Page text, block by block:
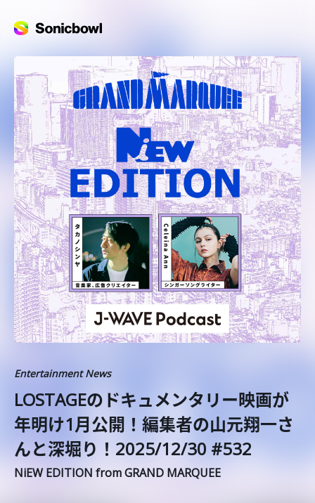
Entertainment News
️LOSTAGEのドキュメンタリー映画が
年明け1月公開！編集者の山元翔一さ
んと深堀り！2025/12/30 #532
NiEW EDITION from GRAND MARQUEE